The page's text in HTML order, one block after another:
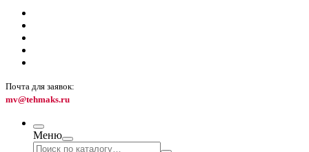
Почта для заявок:
mv@tehmaks.ru
Меню